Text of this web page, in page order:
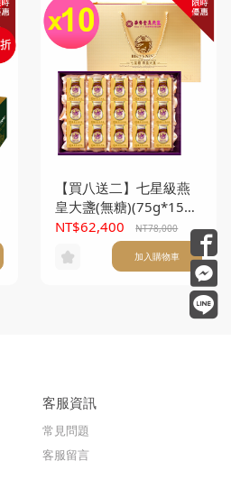
【買八送二】七星級燕
皇大盞(無糖)(75g*15
入/盒) *10盒
NT$62,400 NT78,000
加入購物車
客服資訊
常見問題
客服留言